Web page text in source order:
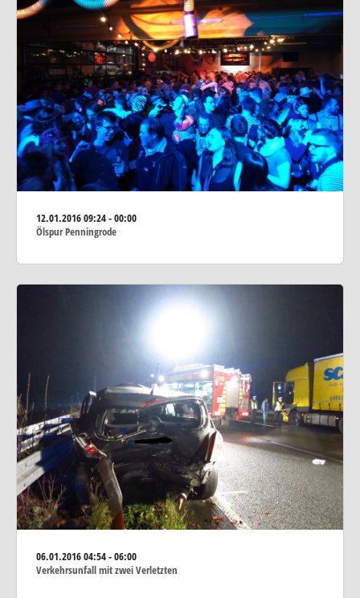
12.01.201609:24 - 00:00
Ölspur Penningrode
06.01.201604:54 - 06:00
Verkehrsunfall mit zwei Verletzten